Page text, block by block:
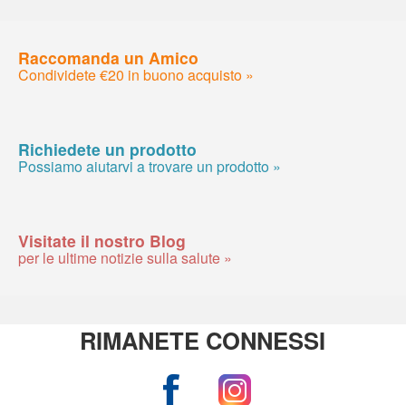
Raccomanda un Amico
Condividete €20 in buono acquisto »
Richiedete un prodotto
Possiamo aiutarvi a trovare un prodotto »
Visitate il nostro Blog
per le ultime notizie sulla salute »
RIMANETE CONNESSI